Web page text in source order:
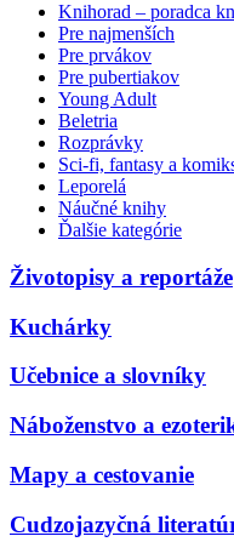
Knihorad – poradca
Pre najmenších
Pre prvákov
Pre pubertiakov
Young Adult
Beletria
Rozprávky
Sci-fi, fantasy a
Leporelá
Náučné knihy
Ďalšie kategórie
Životopisy a reportáže
Kuchárky
Učebnice a slovníky
Náboženstvo a
Mapy a cestovanie
Cudzojazyčná